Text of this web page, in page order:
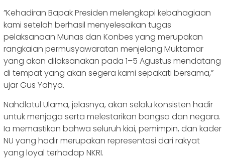
‎”Kehadiran Bapak Presiden melengkapi kebahagiaan
kami setelah berhasil menyelesaikan tugas
pelaksanaan Munas dan Konbes yang merupakan
rangkaian permusyawaratan menjelang Muktamar
yang akan dilaksanakan pada 1–5 Agustus mendatang
di tempat yang akan segera kami sepakati bersama,”
ujar Gus Yahya.
‎Nahdlatul Ulama, jelasnya, akan selalu konsisten hadir
untuk menjaga serta melestarikan bangsa dan negara.
Ia memastikan bahwa seluruh kiai, pemimpin, dan kader
NU yang hadir merupakan representasi dari rakyat
yang loyal terhadap NKRI.